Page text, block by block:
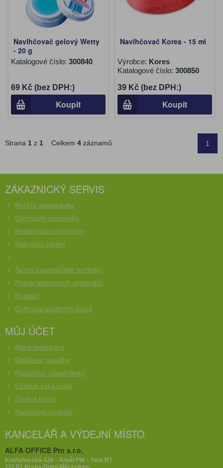
Navlhčovač gelový Wetty
- 20 g
Katalogové číslo: 300840
69 Kč (bez DPH:)
Koupit
Navlhčovač Kores - 15 ml
Výrobce: Kores
Katalogové číslo: 300850
39 Kč (bez DPH:)
Koupit
Strana 1 z 1 Celkem 4 záznamů 1
ZÁKAZNICKÝ SERVIS
Rychlá objednávka
Obchodní podmínky
Reklamační podmínky
Náhradní plnění
Servis kancelářské techniky
Potisk reklamních předmětů
Kontakt
Ochrana osobních údajů
MŮJ ÚČET
Nová registrace
Oblíbené položky
Předchozí objednávky
Editace zákazníka
Změnit heslo
Nastavení cookies
KANCELÁŘ A VÝDEJNÍ MÍSTO
ALFA OFFICE Pro s.r.o.
Kutnohorská 426 - Areál PM – hala B7